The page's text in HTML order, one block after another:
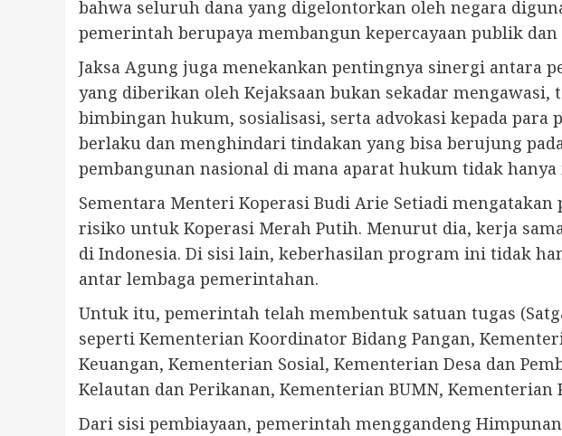
bahwa seluruh dana yang digelontorkan oleh negara
pemerintah berupaya membangun kepercayaan publik
Jaksa Agung juga menekankan pentingnya sinergi antara
yang diberikan oleh Kejaksaan bukan sekadar
bimbingan hukum, sosialisasi, serta advokasi kepada para
berlaku dan menghindari tindakan yang bisa berujung
pembangunan nasional di mana aparat hukum tidak
Sementara Menteri Koperasi Budi Arie Setiadi
risiko untuk Koperasi Merah Putih. Menurut dia, kerja
di Indonesia. Di sisi lain, keberhasilan program ini tidak
antar lembaga pemerintahan.
Untuk itu, pemerintah telah membentuk satuan tugas
seperti Kementerian Koordinator Bidang Pangan,
Keuangan, Kementerian Sosial, Kementerian Desa dan
Kelautan dan Perikanan, Kementerian BUMN, Kementerian
Dari sisi pembiayaan, pemerintah menggandeng